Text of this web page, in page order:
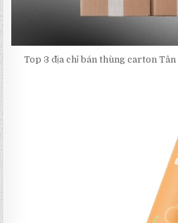
Top 3 địa chỉ bán thùng carton